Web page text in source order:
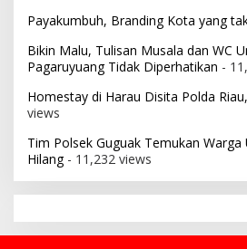
Payakumbuh, Branding Kota yang
Bikin Malu, Tulisan Musala dan WC
Pagaruyuang Tidak Diperhatikan -
Homestay di Harau Disita Polda
views
Tim Polsek Guguak Temukan
Hilang- 11,232 views